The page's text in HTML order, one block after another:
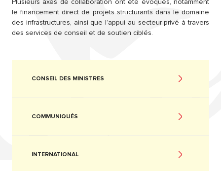
le financement direct de projets structurants dans le domaine
des infrastructures, ainsi que l’appui au secteur privé à travers
des services de conseil et de soutien ciblés.
CONSEIL DES MINISTRES
COMMUNIQUÉS
INTERNATIONAL